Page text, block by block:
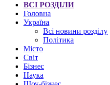
ВСІ РОЗДІЛИ
Головна
Україна
Всі новини розділу
Політика
Місто
Світ
Бізнес
Наука